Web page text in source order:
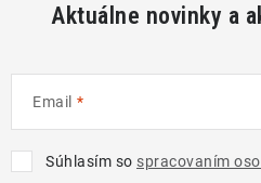
Aktuálne novinky a
Email
Súhlasím so spracovaním